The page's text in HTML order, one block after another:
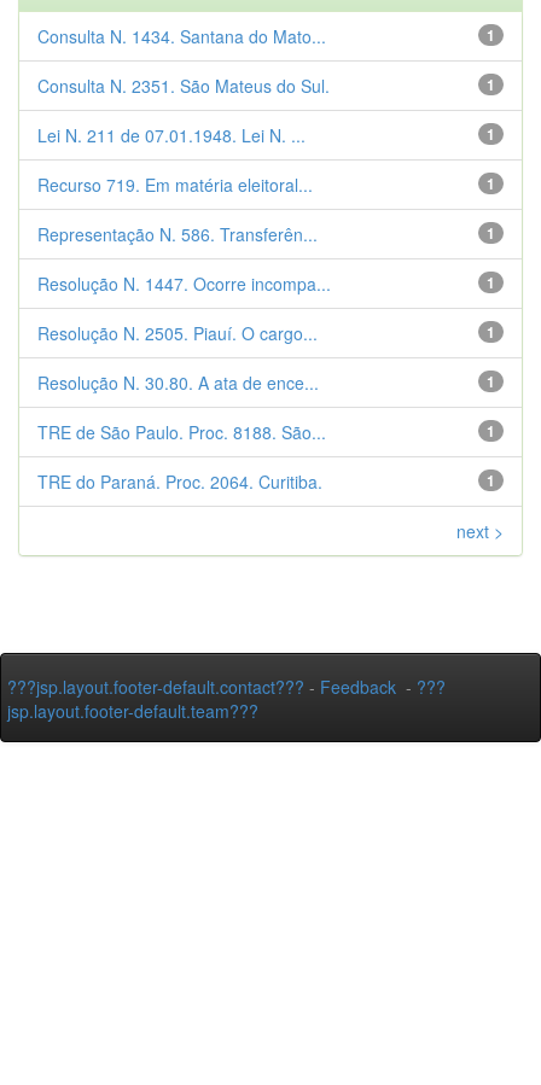
1
Consulta N. 1434. Santana do Mato...
1
Consulta N. 2351. São Mateus do Sul.
1
Lei N. 211 de 07.01.1948. Lei N. ...
1
Recurso 719. Em matéria eleitoral...
1
Representação N. 586. Transferên...
1
Resolução N. 1447. Ocorre incompa...
1
Resolução N. 2505. Piauí. O cargo...
1
Resolução N. 30.80. A ata de ence...
1
TRE de São Paulo. Proc. 8188. São...
1
TRE do Paraná. Proc. 2064. Curitiba.
next >
???jsp.layout.footer-default.contact??? - Feedback - ???
jsp.layout.footer-default.team???